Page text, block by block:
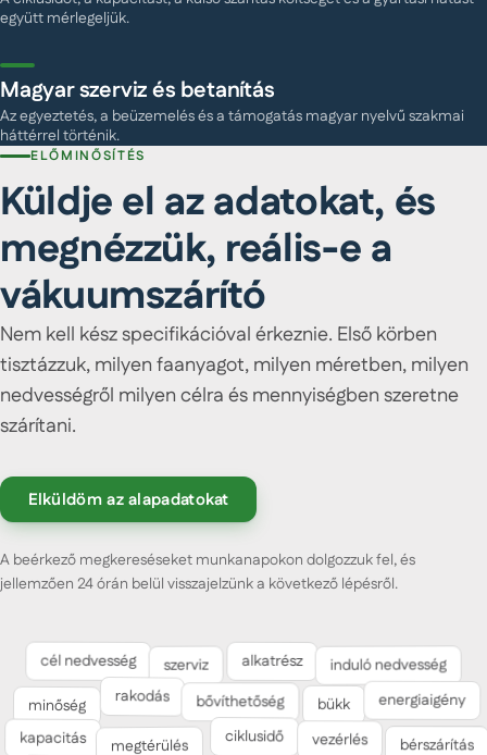
együtt mérlegeljük.
Magyar szerviz és betanítás
Az egyeztetés, a beüzemelés és a támogatás magyar nyelvű szakmai
háttérrel történik.
ELŐMINŐSÍTÉS
Küldje el az adatokat, és
megnézzük, reális-e a
vákuumszárító
Nem kell kész specifikációval érkeznie. Első körben
tisztázzuk, milyen faanyagot, milyen méretben, milyen
nedvességről milyen célra és mennyiségben szeretne
szárítani.
Elküldöm az alapadatokat
A beérkező megkereséseket munkanapokon dolgozzuk fel, és
jellemzően 24 órán belül visszajelzünk a következő lépésről.
cél nedvesség szerviz alkatrész induló nedvesség
minőség rakodás bővíthetőség bükk energiaigény
kapacitás megtérülés ciklusidő vezérlés bérszárítás